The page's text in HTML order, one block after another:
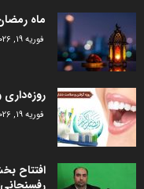
ماه
فوریه 19, 2026
فوریه 19, 2026
افتتاح